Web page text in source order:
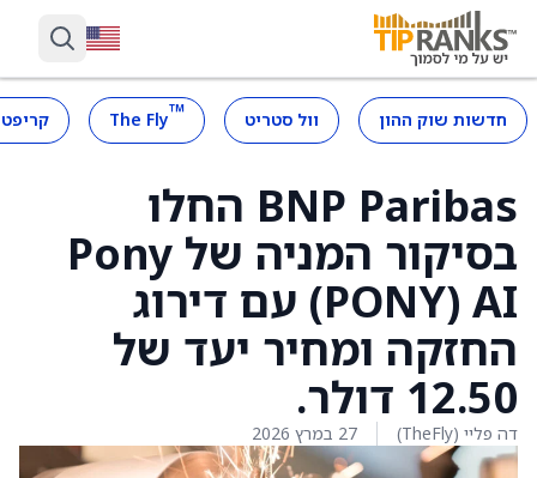
חדשות שוק ההון וול סטריט ™
The Fly
BNP Paribas החלו
בסיקור המניה של Pony
AI ‏(PONY) עם דירוג
החזקה ומחיר יעד של
12.50 דולר.
דה פליי (TheFly) 27 במרץ 2026